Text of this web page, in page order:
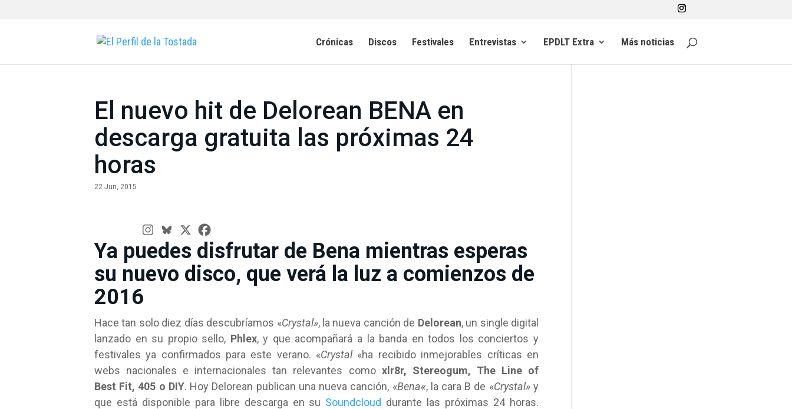
Crónicas Discos Festivales Entrevistas EPDLT Extra Más noticias
El nuevo hit de Delorean BENA en
descarga gratuita las próximas 24
horas
22 Jun, 2015
Ya puedes disfrutar de Bena mientras esperas
su nuevo disco, que verá la luz a comienzos de
2016
Hace tan solo diez días descubríamos «Crystal», la nueva canción de Delorean, un single digital
lanzado en su propio sello, Phlex, y que acompañará a la banda en todos los conciertos y
festivales ya confirmados para este verano. «Crystal«ha recibido inmejorables críticas en
webs nacionales e internacionales tan relevantes como xlr8r, Stereogum, The Line of
Best Fit, 405 o DIY. Hoy Delorean publican una nueva canción, «Bena«, la cara B de «Crystal»y
que está disponible para libre descarga en su Soundcloud durante las próximas 24 horas.